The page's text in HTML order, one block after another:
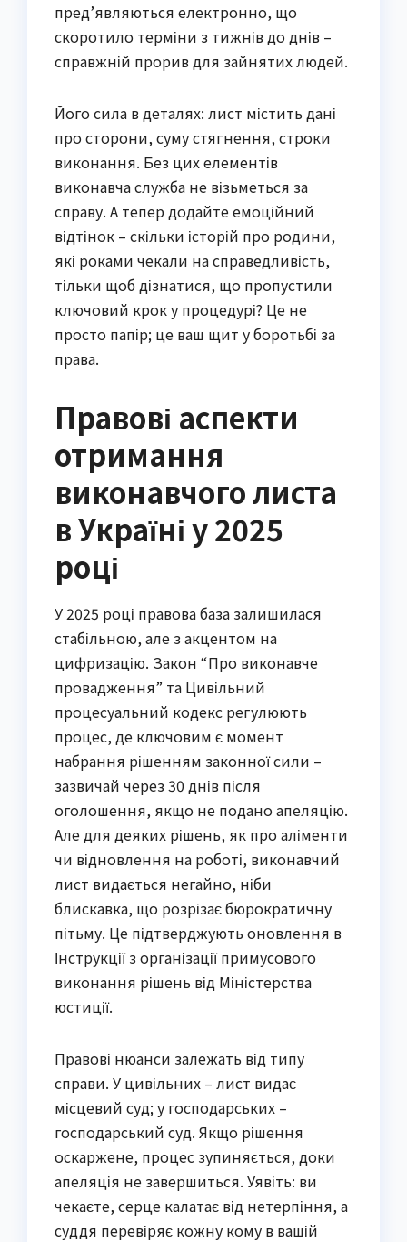
пред’являються електронно, що
скоротило терміни з тижнів до днів –
справжній прорив для зайнятих людей.
Його сила в деталях: лист містить дані
про сторони, суму стягнення, строки
виконання. Без цих елементів
виконавча служба не візьметься за
справу. А тепер додайте емоційний
відтінок – скільки історій про родини,
які роками чекали на справедливість,
тільки щоб дізнатися, що пропустили
ключовий крок у процедурі? Це не
просто папір; це ваш щит у боротьбі за
права.
Правові аспекти
отримання
виконавчого листа
в Україні у 2025
році
У 2025 році правова база залишилася
стабільною, але з акцентом на
цифризацію. Закон “Про виконавче
провадження” та Цивільний
процесуальний кодекс регулюють
процес, де ключовим є момент
набрання рішенням законної сили –
зазвичай через 30 днів після
оголошення, якщо не подано апеляцію.
Але для деяких рішень, як про аліменти
чи відновлення на роботі, виконавчий
лист видається негайно, ніби
блискавка, що розрізає бюрократичну
пітьму. Це підтверджують оновлення в
Інструкції з організації примусового
виконання рішень від Міністерства
юстиції.
Правові нюанси залежать від типу
справи. У цивільних – лист видає
місцевий суд; у господарських –
господарський суд. Якщо рішення
оскаржене, процес зупиняється, доки
апеляція не завершиться. Уявіть: ви
чекаєте, серце калатає від нетерпіння, а
суддя перевіряє кожну кому в вашій